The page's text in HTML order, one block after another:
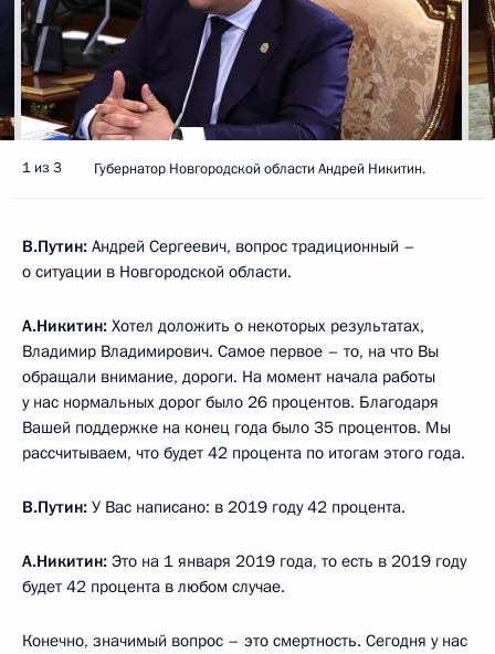
1 из 3 Губернатор Новгородской области Андрей Никитин.
В.Путин: Андрей Сергеевич, вопрос традиционный –
о ситуации в Новгородской области.
А.Никитин: Хотел доложить о некоторых результатах,
Владимир Владимирович. Самое первое – то, на что Вы
обращали внимание, дороги. На момент начала работы
у нас нормальных дорог было 26 процентов. Благодаря
Вашей поддержке на конец года было 35 процентов. Мы
рассчитываем, что будет 42 процента по итогам этого года.
В.Путин: У Вас написано: в 2019 году 42 процента.
А.Никитин: Это на 1 января 2019 года, то есть в 2019 году
будет 42 процента в любом случае.
Конечно, значимый вопрос – это смертность. Сегодня у нас